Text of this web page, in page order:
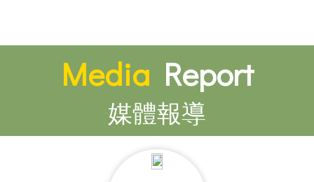
Media Report
媒體報導